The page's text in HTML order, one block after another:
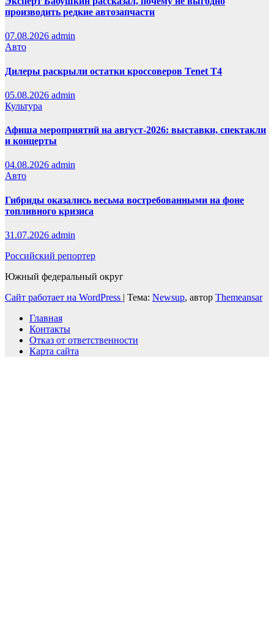
производить редкие автозапчасти
07.08.2026 admin
Авто
Дилеры раскрыли остатки кроссоверов Tenet T4
05.08.2026 admin
Культура
Афиша мероприятий на август-2026: выставки, спектакли
и концерты
04.08.2026 admin
Авто
Гибриды оказались весьма востребованными на фоне
топливного кризиса
31.07.2026 admin
Российский репортер
Южный федеральный округ
Сайт работает на WordPress | Тема: Newsup, автор Themeansar
Главная
Контакты
Отказ от ответственности
Карта сайта